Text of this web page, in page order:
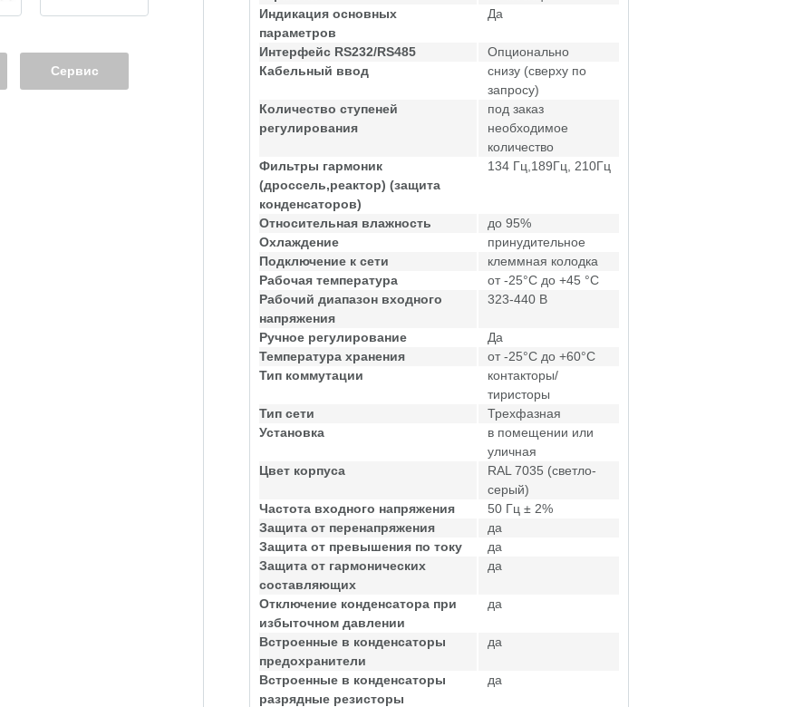
Сервис
Индикация основных
параметров
Да
Интерфейс RS232/RS485
Опционально
Кабельный ввод
снизу (сверху по
запросу)
Количество ступеней
регулирования
под заказ
необходимое
количество
Фильтры гармоник
(дроссель,реактор) (защита
конденсаторов)
134 Гц,189Гц, 210Гц
Относительная влажность
до 95%
Охлаждение
принудительное
Подключение к сети
клеммная колодка
Рабочая температура
от -25°C до +45 °C
Рабочий диапазон входного
напряжения
323-440 В
Ручное регулирование
Да
Температура хранения
от -25°C до +60°C
Тип коммутации
контакторы/
тиристоры
Тип сети
Трехфазная
Установка
в помещении или
уличная
Цвет корпуса
RAL 7035 (светло-
серый)
Частота входного напряжения
50 Гц ± 2%
Защита от перенапряжения
да
Защита от превышения по току
да
Защита от гармонических
составляющих
да
Отключение конденсатора при
избыточном давлении
да
Встроенные в конденсаторы
предохранители
да
Встроенные в конденсаторы
разрядные резисторы
да